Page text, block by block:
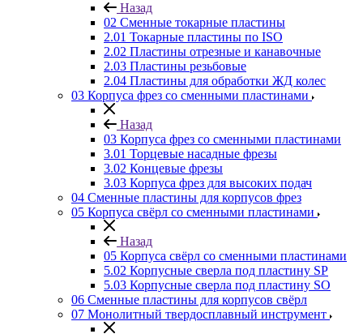
Назад
02 Сменные токарные пластины
2.01 Токарные пластины по ISO
2.02 Пластины отрезные и канавочные
2.03 Пластины резьбовые
2.04 Пластины для обработки ЖД колес
03 Корпуса фрез со сменными пластинами
Назад
03 Корпуса фрез со сменными пластинами
3.01 Торцевые насадные фрезы
3.02 Концевые фрезы
3.03 Корпуса фрез для высоких подач
04 Сменные пластины для корпусов фрез
05 Корпуса свёрл со сменными пластинами
Назад
05 Корпуса свёрл со сменными пластинами
5.02 Корпусные сверла под пластину SP
5.03 Корпусные сверла под пластину SO
06 Сменные пластины для корпусов свёрл
07 Монолитный твердосплавный инструмент